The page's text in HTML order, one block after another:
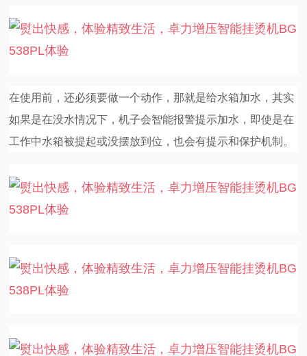
在使用前，还必须要做一个动作，那就是给水箱加水，其实
如果是在没水情况下，机子会智能报警提示加水，即使是在
工作中水箱被提起或没摆放到位，也会有提示和保护机制。